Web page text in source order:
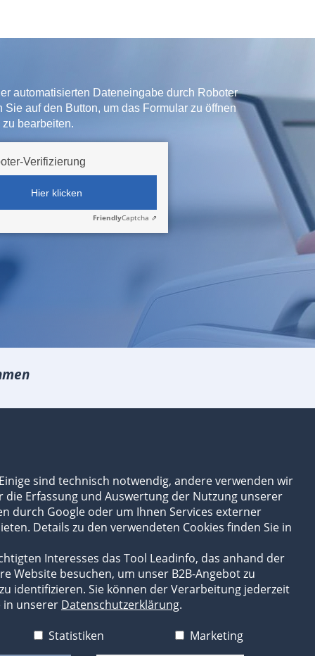
automatisierten Dateneingabe durch Roboter
auf den Button, um das Formular zu öffnen
zu bearbeiten.
Verifizierung
Hier klicken
FriendlyCaptcha ⇗
und Videos
sind technisch notwendig, andere verwenden wir
Erfassung und Auswertung der Nutzung unserer
durch Google oder um Ihnen Services externer
Details zu den verwendeten Cookies finden Sie in
Interesses das Tool Leadinfo, das anhand der
Website besuchen, um unser B2B-Angebot zu
identifizieren. Sie können der Verarbeitung jederzeit
in unserer Datenschutzerklärung.
Statistiken
Marketing